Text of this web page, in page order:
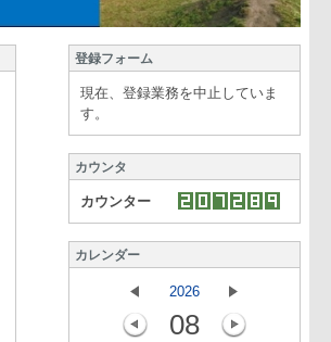
登録フォーム
現在、登録業務を中止していま
す。
カウンタ
カウンター
カレンダー
2026
08